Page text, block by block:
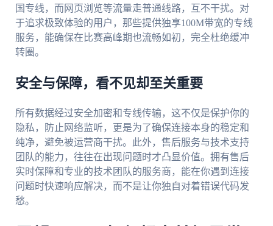
国专线，而网页浏览等流量走普通线路，互不干扰。对
于追求极致体验的用户，那些提供独享100M带宽的专线
服务，能确保在比赛高峰期也流畅如初，完全杜绝缓冲
转圈。
安全与保障，看不见却至关重要
所有数据经过安全加密和专线传输，这不仅是保护你的
隐私，防止网络监听，更是为了确保连接本身的稳定和
纯净，避免被运营商干扰。此外，售后服务与技术支持
团队的能力，往往在出现问题时才凸显价值。拥有售后
实时保障和专业的技术团队的服务商，能在你遇到连接
问题时快速响应解决，而不是让你独自对着错误代码发
愁。